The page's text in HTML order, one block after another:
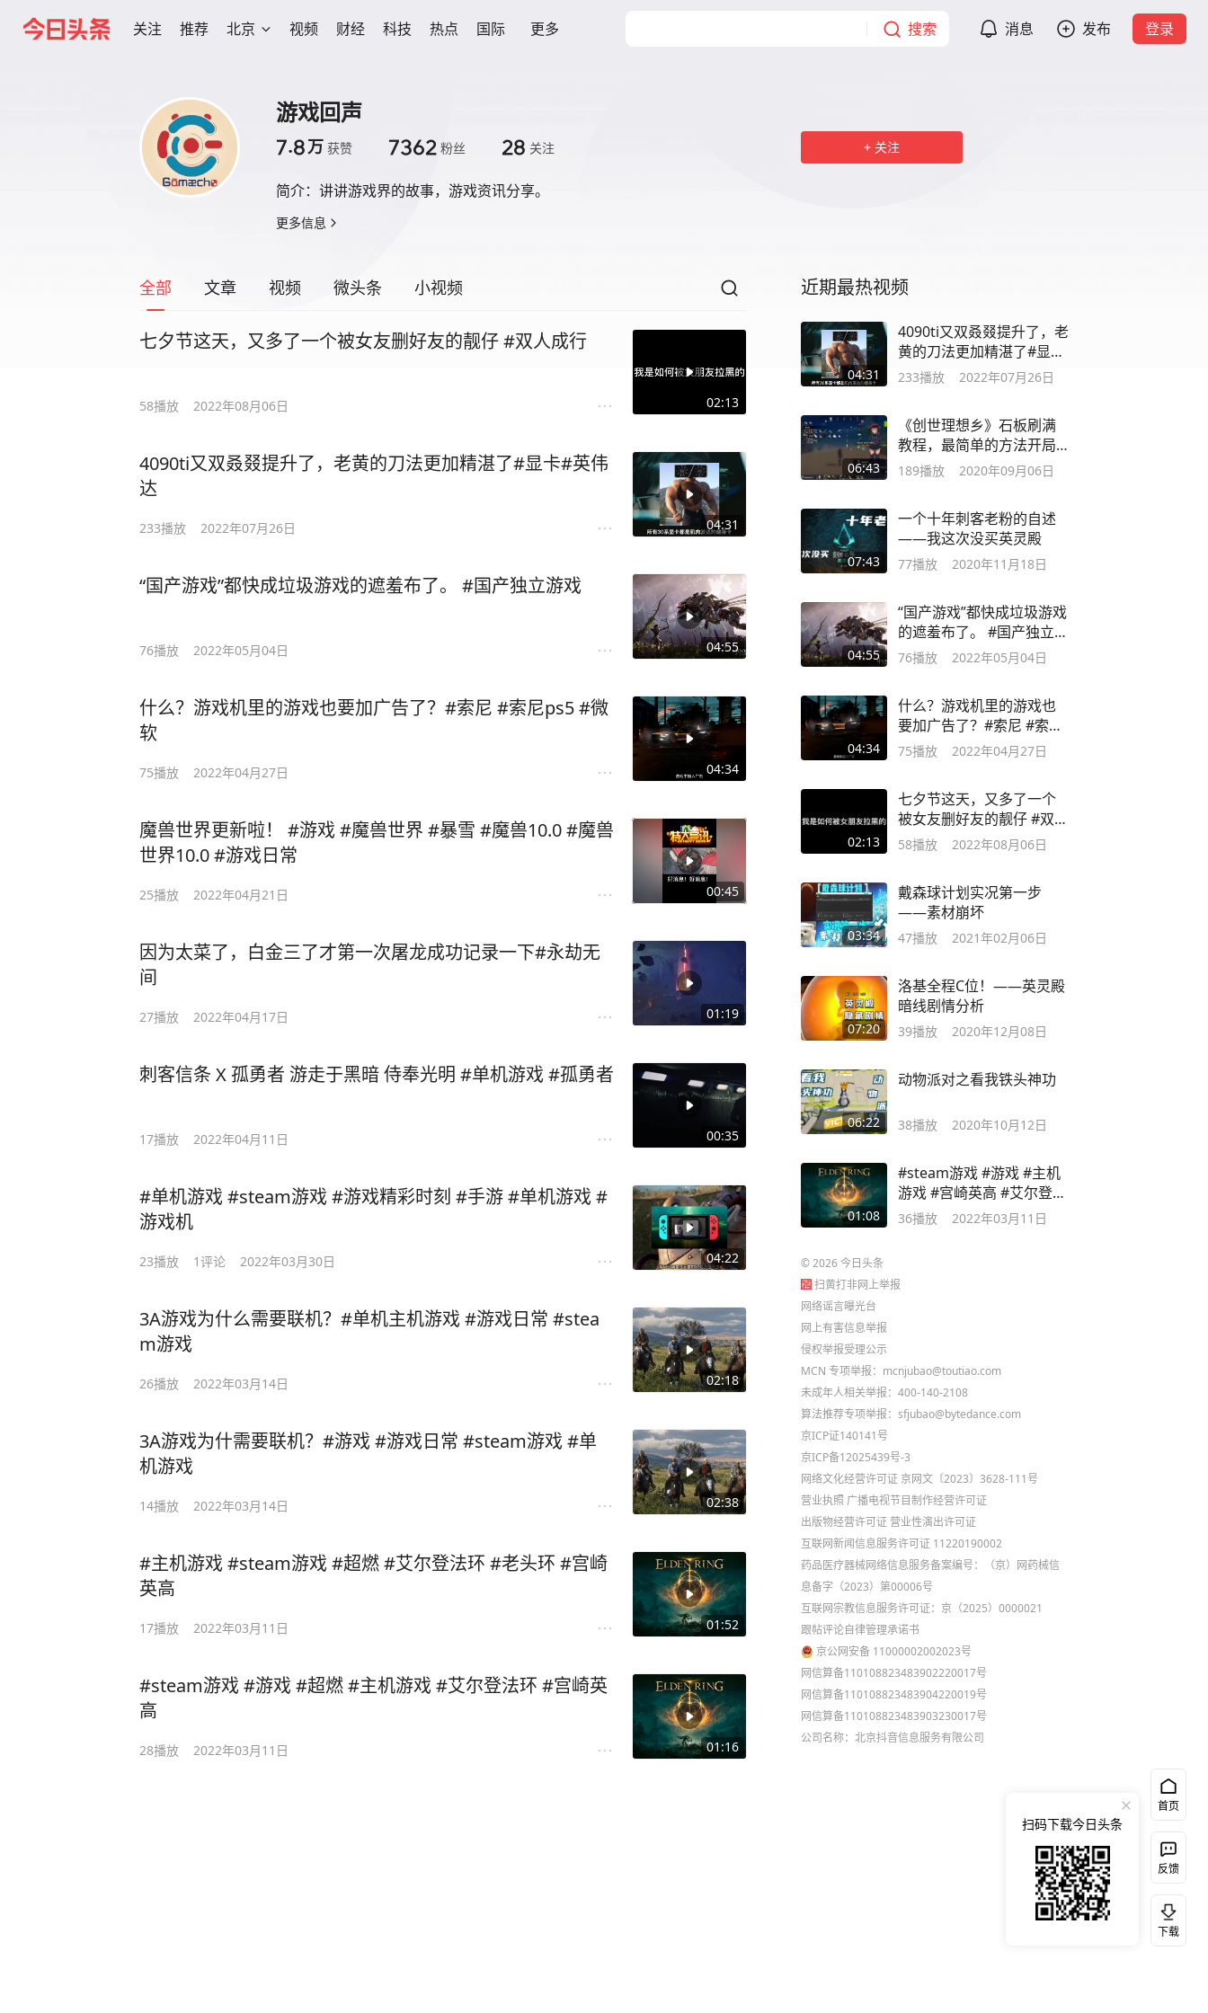
关注 推荐 北京 视频 财经 科技 热点 国际 更多 搜索 消息 发布 登录
游戏回声
7.8万 获赞 7362 粉丝 28 关注
简介： 讲讲游戏界的故事，游戏资讯分享。
更多信息
关注
全部 文章 视频 微头条 小视频
02:13
七夕节这天，又多了一个被女友删好友的靓仔 #双人成行
58播放 2022年08月06日
04:31
4090ti又双叒叕提升了，老黄的刀法更加精湛了#显卡#英伟
达
233播放 2022年07月26日
04:55
“国产游戏”都快成垃圾游戏的遮羞布了。 #国产独立游戏
76播放 2022年05月04日
04:34
什么？游戏机里的游戏也要加广告了？#索尼 #索尼ps5 #微
软
75播放 2022年04月27日
00:45
魔兽世界更新啦！ #游戏 #魔兽世界 #暴雪 #魔兽10.0 #魔兽
世界10.0 #游戏日常
25播放 2022年04月21日
01:19
因为太菜了，白金三了才第一次屠龙成功记录一下#永劫无
间
27播放 2022年04月17日
00:35
刺客信条 X 孤勇者 游走于黑暗 侍奉光明 #单机游戏 #孤勇者
17播放 2022年04月11日
04:22
#单机游戏 #steam游戏 #游戏精彩时刻 #手游 #单机游戏 #
游戏机
23播放 1评论 2022年03月30日
02:18
3A游戏为什么需要联机？#单机主机游戏 #游戏日常 #stea
m游戏
26播放 2022年03月14日
02:38
3A游戏为什需要联机？#游戏 #游戏日常 #steam游戏 #单
机游戏
14播放 2022年03月14日
01:52
#主机游戏 #steam游戏 #超燃 #艾尔登法环 #老头环 #宫崎
英高
17播放 2022年03月11日
01:16
#steam游戏 #游戏 #超燃 #主机游戏 #艾尔登法环 #宫崎英
高
28播放 2022年03月11日
近期最热视频
04:31
4090ti又双叒叕提升了，老
黄的刀法更加精湛了#显卡
#英伟达
233播放 2022年07月26日
06:43
《创世理想乡》石板刷满
教程，最简单的方法开局
拉满加成
189播放 2020年09月06日
07:43
一个十年刺客老粉的自述
——我这次没买英灵殿
77播放 2020年11月18日
04:55
“国产游戏”都快成垃圾游戏
的遮羞布了。 #国产独立游
戏
76播放 2022年05月04日
04:34
什么？游戏机里的游戏也
要加广告了？#索尼 #索尼
ps5 #微软
75播放 2022年04月27日
02:13
七夕节这天，又多了一个
被女友删好友的靓仔 #双人
成行
58播放 2022年08月06日
03:34
戴森球计划实况第一步
——素材崩坏
47播放 2021年02月06日
07:20
洛基全程C位！——英灵殿
暗线剧情分析
39播放 2020年12月08日
06:22
动物派对之看我铁头神功
38播放 2020年10月12日
01:08
#steam游戏 #游戏 #主机
游戏 #宫崎英高 #艾尔登法
环 #老头环
36播放 2022年03月11日
©2026今日头条
扫黄打非网上举报
网络谣言曝光台
网上有害信息举报
侵权举报受理公示
MCN 专项举报：mcnjubao@toutiao.com
未成年人相关举报：400-140-2108
算法推荐专项举报：sfjubao@bytedance.com
京ICP证140141号
京ICP备12025439号-3
网络文化经营许可证 京网文〔2023〕3628-111号
营业执照 广播电视节目制作经营许可证
出版物经营许可证 营业性演出许可证
互联网新闻信息服务许可证 11220190002
药品医疗器械网络信息服务备案编号：（京）网药械信
息备字（2023）第00006号
互联网宗教信息服务许可证：京（2025）0000021
跟帖评论自律管理承诺书
京公网安备 11000002002023号
网信算备110108823483902220017号
网信算备110108823483904220019号
网信算备110108823483903230017号
公司名称：北京抖音信息服务有限公司
首页
反馈
下载
扫码下载今日头条